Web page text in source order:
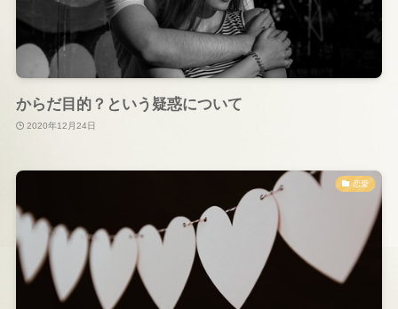
からだ目的？という疑惑について
2020年12月24日
恋愛